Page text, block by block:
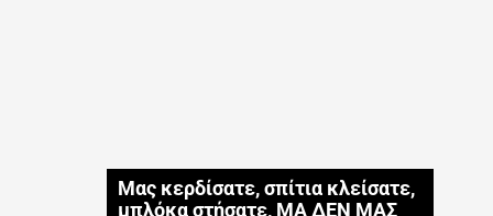
Μας κερδίσατε, σπίτια κλείσατε,
μπλόκα στήσατε, ΜΑ ΔΕΝ ΜΑΣ